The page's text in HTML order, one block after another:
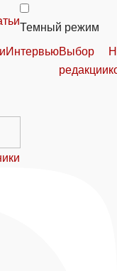
Темный режим
ИнтервьюВыбор
редакции